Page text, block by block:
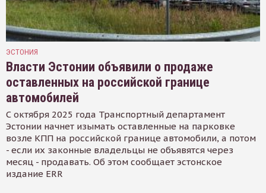
ЭСТОНИЯ
Власти Эстонии объявили о продаже
оставленных на российской границе
автомобилей
С октября 2025 года Транспортный департамент
Эстонии начнет изымать оставленные на парковке
возле КПП на российской границе автомобили, а потом
- если их законные владельцы не объявятся через
месяц - продавать. Об этом сообщает эстонское
издание ERR